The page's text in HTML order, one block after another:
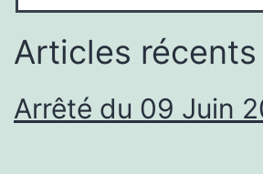
Articles récents
Arrêté du 09 Juin